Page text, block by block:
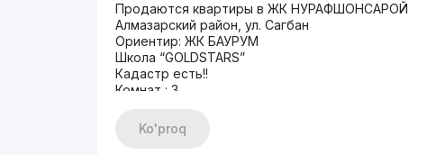
Продаются квартиры в ЖК НУРАФШОНСАРОЙ
Алмазарский район, ул. Сагбан
Ориентир: ЖК БАУРУМ
Школа “GOLDSTARS”
Кадастр есть!!
Комнат : 3
Этажность : 10
Площадь : 82 кв.м
Ko'proq